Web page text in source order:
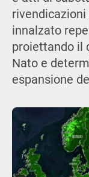
innalzato
proiettando il
Nato e
espansione